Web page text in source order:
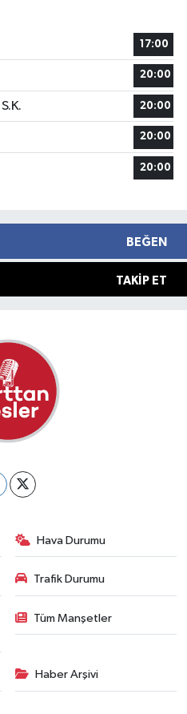
17:00
20:00
20:00
20:00
20:00
BEĞEN
TAKIP ET
Hava Durumu
Trafik Durumu
Tüm Manşetler
Haber Arşivi